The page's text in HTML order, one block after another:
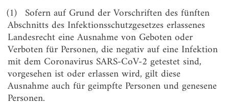
Vom 8.5.2021 (BAnz AT 08.05.2021 V1)
Zuletzt geändert am 18.3.2022 (BGBl. I S. 478)
Abschnitt 1
Allgemeine Bestimmungen
§ 1
Zweck der Verordnung
§ 2
Begriffsbestimmungen
(1) Sofern auf Grund der Vorschriften des fünften
Abschnitts des Infektionsschutzgesetzes erlassenes
Landesrecht eine Ausnahme von Geboten oder
Verboten für Personen, die negativ auf eine Infektion
mit dem Coronavirus SARS-CoV-2 getestet sind,
vorgesehen ist oder erlassen wird, gilt diese
Ausnahme auch für geimpfte Personen und genesene
Personen.